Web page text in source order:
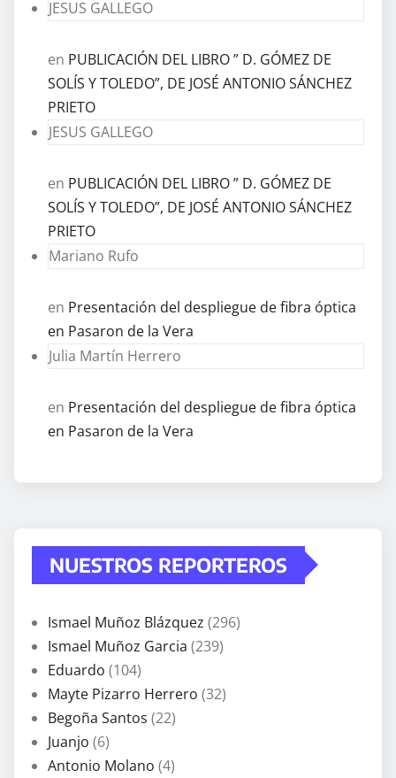
JESUS GALLEGO
en PUBLICACIÓN DEL LIBRO ” D. GÓMEZ DE
SOLÍS Y TOLEDO”, DE JOSÉ ANTONIO SÁNCHEZ
PRIETO
JESUS GALLEGO
en PUBLICACIÓN DEL LIBRO ” D. GÓMEZ DE
SOLÍS Y TOLEDO”, DE JOSÉ ANTONIO SÁNCHEZ
PRIETO
Mariano Rufo
en Presentación del despliegue de fibra óptica
en Pasaron de la Vera
Julia Martín Herrero
en Presentación del despliegue de fibra óptica
en Pasaron de la Vera
NUESTROS REPORTEROS
Ismael Muñoz Blázquez (296)
Ismael Muñoz Garcia (239)
Eduardo (104)
Mayte Pizarro Herrero (32)
Begoña Santos (22)
Juanjo (6)
Antonio Molano (4)